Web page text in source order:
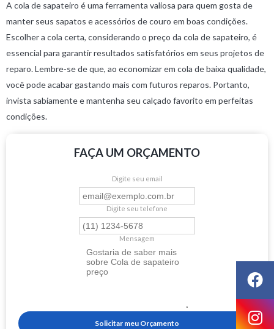
A cola de sapateiro é uma ferramenta valiosa para quem gosta de
manter seus sapatos e acessórios de couro em boas condições.
Escolher a cola certa, considerando o preço da cola de sapateiro, é
essencial para garantir resultados satisfatórios em seus projetos de
reparo. Lembre-se de que, ao economizar em cola de baixa qualidade,
você pode acabar gastando mais com futuros reparos. Portanto,
invista sabiamente e mantenha seu calçado favorito em perfeitas
condições.
FAÇA UM ORÇAMENTO
Digite seu email
Digite seu telefone
Mensagem
Solicitar meu Orçamento